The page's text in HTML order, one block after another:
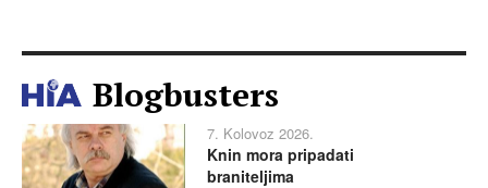
Blogbusters
7. Kolovoz 2026.
Knin mora pripadati
braniteljima